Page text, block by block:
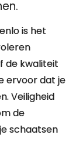
is het
de kwaliteit
ervoor dat je
Veiligheid
de
schaatsen